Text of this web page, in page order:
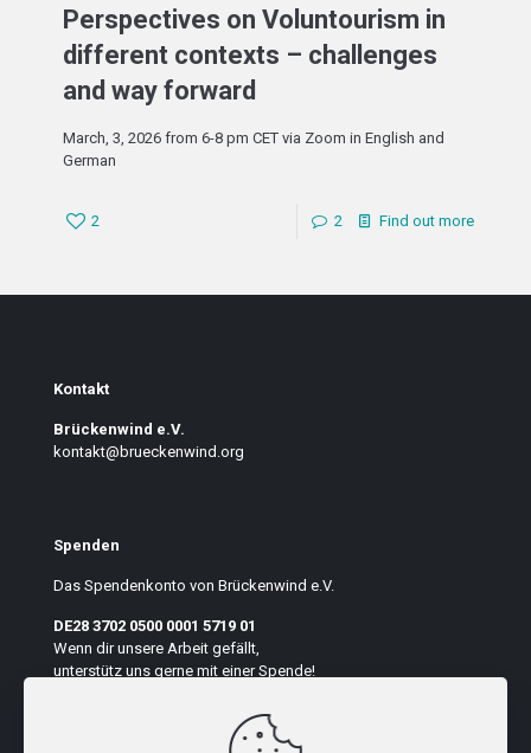
Perspectives on Voluntourism in
different contexts – challenges
and way forward
March, 3, 2026 from 6-8 pm CET via Zoom in English and
German
2 2 Find out more
Kontakt
Brückenwind e.V.
kontakt@brueckenwind.org
Spenden
Das Spendenkonto von Brückenwind e.V.
DE28 3702 0500 0001 5719 01
Wenn dir unsere Arbeit gefällt,
unterstütz uns gerne mit einer Spende!